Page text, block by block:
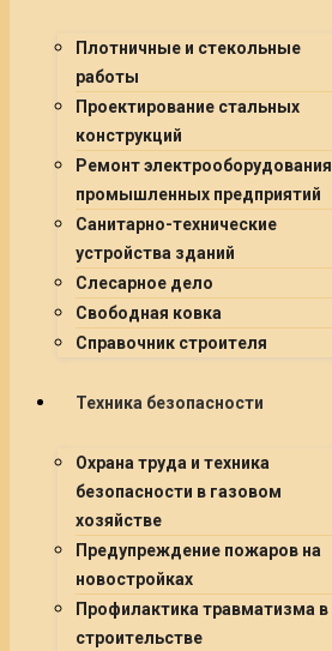
Плотничные и стекольные
работы
Проектирование стальных
конструкций
Ремонт электрооборудования
промышленных предприятий
Санитарно-технические
устройства зданий
Слесарное дело
Свободная ковка
Справочник строителя
Техника безопасности
Охрана труда и техника
безопасности в газовом
хозяйстве
Предупреждение пожаров на
новостройках
Профилактика травматизма в
строительстве